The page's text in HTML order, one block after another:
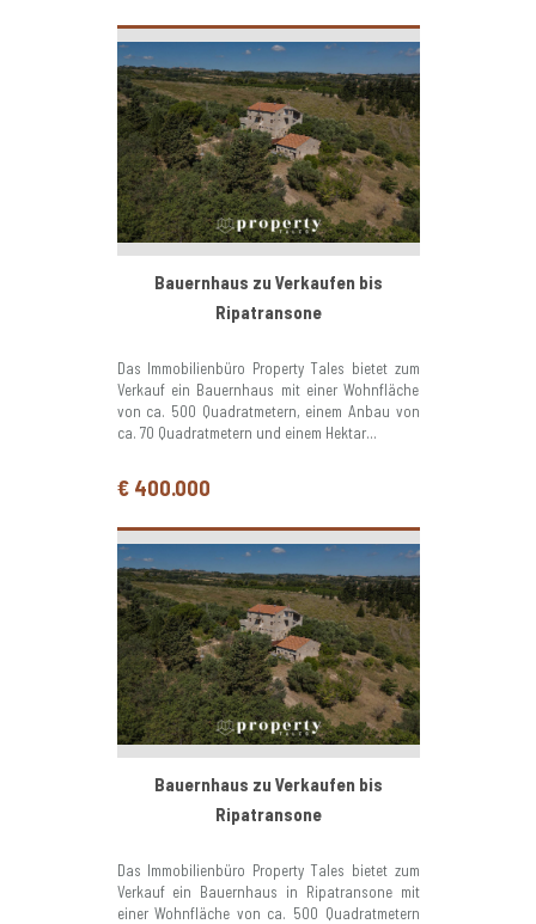
Bauernhaus zu Verkaufen bis
Ripatransone
Das Immobilienbüro Property Tales bietet zum
Verkauf ein Bauernhaus mit einer Wohnfläche
von ca. 500 Quadratmetern, einem Anbau von
ca. 70 Quadratmetern und einem Hektar...
€ 400.000
Bauernhaus zu Verkaufen bis
Ripatransone
Das Immobilienbüro Property Tales bietet zum
Verkauf ein Bauernhaus in Ripatransone mit
einer Wohnfläche von ca. 500 Quadratmetern